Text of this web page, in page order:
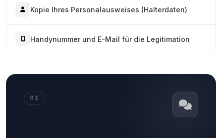
Kopie Ihres Personalausweises (Halterdaten)
Handynummer und E-Mail für die Legitimation
02